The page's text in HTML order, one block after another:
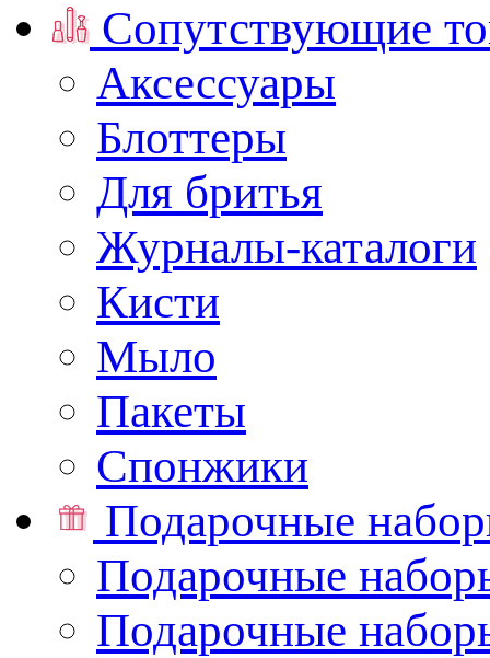
Сопутствующие
Аксессуары
Блоттеры
Для бритья
Журналы-каталоги
Кисти
Мыло
Пакеты
Спонжики
Подарочные
Подарочные
Подарочные